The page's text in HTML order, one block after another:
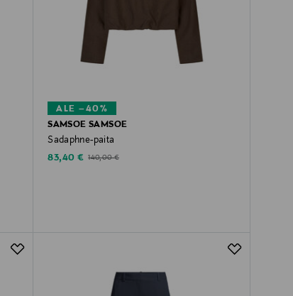
ALE –40%
SAMSOE SAMSOE
Sadaphne-paita
Discounted Price
83,40 € Original Price
140,00 €